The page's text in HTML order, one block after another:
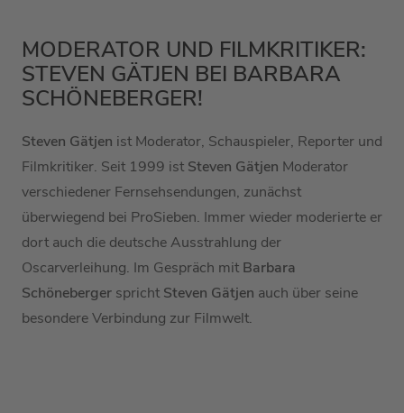
MODERATOR UND FILMKRITIKER:
STEVEN GÄTJEN BEI BARBARA
SCHÖNEBERGER!
Steven Gätjen ist Moderator, Schauspieler, Reporter und
Filmkritiker. Seit 1999 ist Steven Gätjen Moderator
verschiedener Fernsehsendungen, zunächst
überwiegend bei ProSieben. Immer wieder moderierte er
dort auch die deutsche Ausstrahlung der
Oscarverleihung. Im Gespräch mit Barbara
Schöneberger spricht Steven Gätjen auch über seine
besondere Verbindung zur Filmwelt.